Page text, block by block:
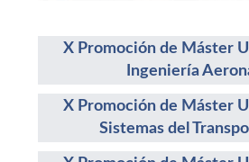
X Promoción de Máster
Ingeniería
X Promoción de Máster
Sistemas del